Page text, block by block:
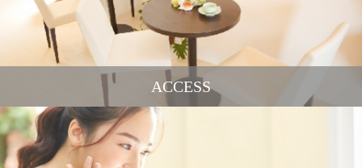
ACCESS